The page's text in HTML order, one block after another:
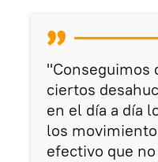
"Conseguimos
ciertos
en el día a día
los
efectivo que